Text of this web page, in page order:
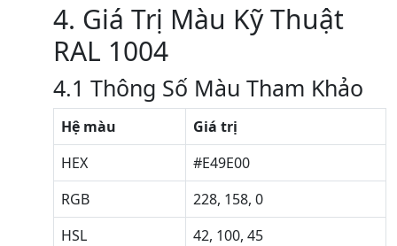
4. Giá Trị Màu Kỹ Thuật
RAL 1004
4.1 Thông Số Màu Tham Khảo
Hệ màu
Giá trị
HEX
#E49E00
RGB
228, 158, 0
HSL
42, 100, 45